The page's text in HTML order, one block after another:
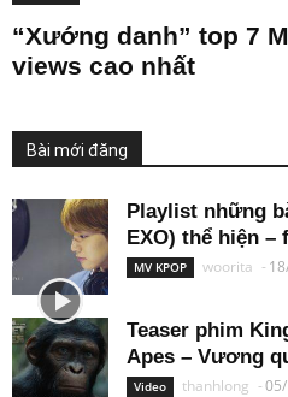
“Xướng danh” top 7
views cao nhất
Bài mới đăng
Playlist những
EXO) thể hiện –
MV KPOP woorita -
Teaser phim
Apes – Vương
Video thanhlong -